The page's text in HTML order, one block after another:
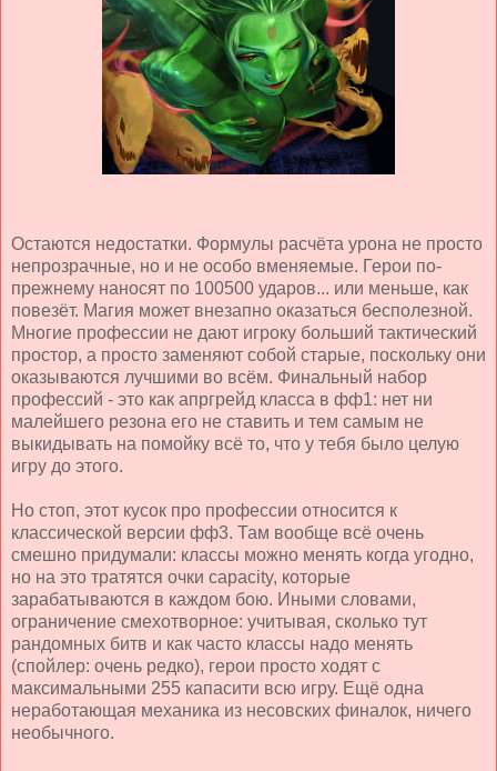
Остаются недостатки. Формулы расчёта урона не просто
непрозрачные, но и не особо вменяемые. Герои по-
прежнему наносят по 100500 ударов... или меньше, как
повезёт. Магия может внезапно оказаться бесполезной.
Многие профессии не дают игроку больший тактический
простор, а просто заменяют собой старые, поскольку они
оказываются лучшими во всём. Финальный набор
профессий - это как апргрейд класса в фф1: нет ни
малейшего резона его не ставить и тем самым не
выкидывать на помойку всё то, что у тебя было целую
игру до этого.
Но стоп, этот кусок про профессии относится к
классической версии фф3. Там вообще всё очень
смешно придумали: классы можно менять когда угодно,
но на это тратятся очки capacity, которые
зарабатываются в каждом бою. Иными словами,
ограничение смехотворное: учитывая, сколько тут
рандомных битв и как часто классы надо менять
(спойлер: очень редко), герои просто ходят с
максимальными 255 капасити всю игру. Ещё одна
неработающая механика из несовских финалок, ничего
необычного.